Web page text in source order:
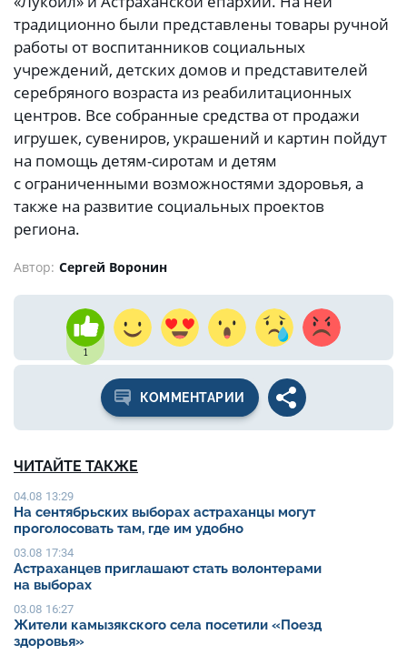
традиционно были представлены товары ручной
работы от воспитанников социальных
учреждений, детских домов и представителей
серебряного возраста из реабилитационных
центров. Все собранные средства от продажи
игрушек, сувениров, украшений и картин пойдут
на помощь детям-сиротам и детям
с ограниченными возможностями здоровья, а
также на развитие социальных проектов
региона.
Автор: Сергей Воронин
1
КОММЕНТАРИИ
ЧИТАЙТЕ ТАКЖЕ
04.08 13:29
На сентябрьских выборах астраханцы могут
проголосовать там, где им удобно
03.08 17:34
Астраханцев приглашают стать волонтерами
на выборах
03.08 16:27
Жители камызякского села посетили «Поезд
здоровья»